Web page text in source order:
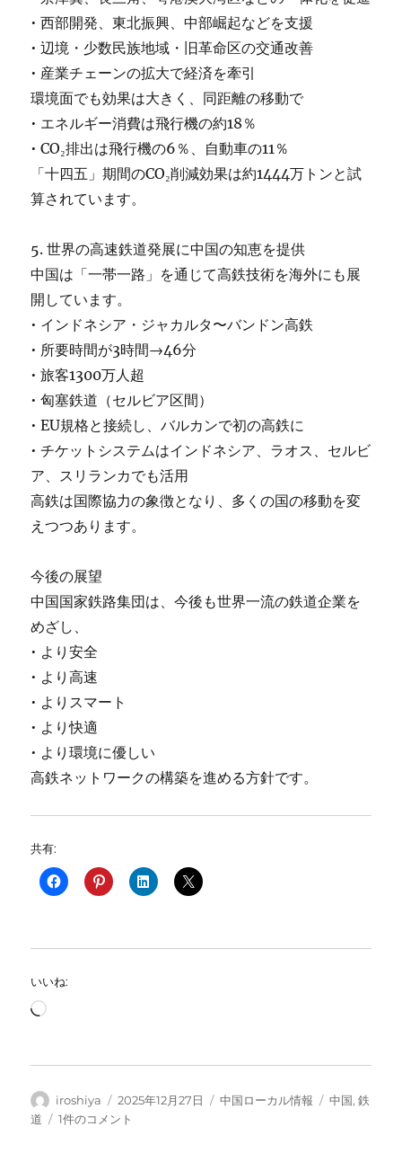
• 西部開発、東北振興、中部崛起などを支援
• 辺境・少数民族地域・旧革命区の交通改善
• 産業チェーンの拡大で経済を牽引
環境面でも効果は大きく、同距離の移動で
• エネルギー消費は飛行機の約18％
• CO₂排出は飛行機の6％、自動車の11％
「十四五」期間のCO₂削減効果は約1444万トンと試
算されています。
5. 世界の高速鉄道発展に中国の知恵を提供
中国は「一帯一路」を通じて高鉄技術を海外にも展
開しています。
• インドネシア・ジャカルタ〜バンドン高鉄
• 所要時間が3時間→46分
• 旅客1300万人超
• 匈塞鉄道（セルビア区間）
• EU規格と接続し、バルカンで初の高鉄に
• チケットシステムはインドネシア、ラオス、セルビ
ア、スリランカでも活用
高鉄は国際協力の象徴となり、多くの国の移動を変
えつつあります。
今後の展望
中国国家鉄路集団は、今後も世界一流の鉄道企業を
めざし、
• より安全
• より高速
• よりスマート
• より快適
• より環境に優しい
高鉄ネットワークの構築を進める方針です。
共有:
いいね:
読
中…
投
稿
iroshiya
投
稿
2025年12月27日
カ
中国ローカル情報
タ
中国,鉄
道
中
1件のコメント